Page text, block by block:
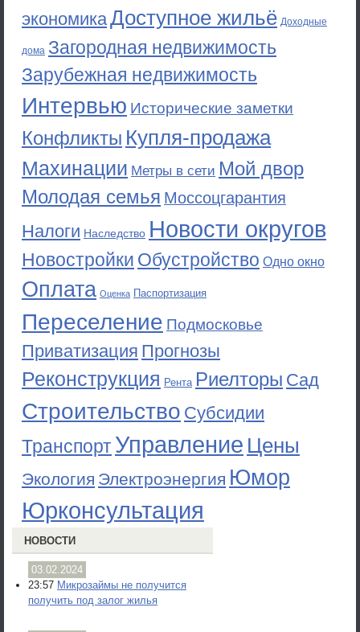
экономикаДоступное жильё Доходные
дома Загородная недвижимость
Зарубежная недвижимость
Интервью Исторические заметки
Конфликты Купля-продажа
Махинации Метры в сети Мой двор
Молодая семья Моссоцгарантия
Налоги Наследство Новости округов
Новостройки Обустройство Одно окно
Оплата Оценка Паспортизация
Переселение Подмосковье
Приватизация Прогнозы
Реконструкция Рента Риелторы Сад
Строительство Субсидии
ТранспортУправление Цены
Экология Электроэнергия Юмор
Юрконсультация
НОВОСТИ
03.02.2024
23:57 Микрозаймы не получится
получить под залог жилья